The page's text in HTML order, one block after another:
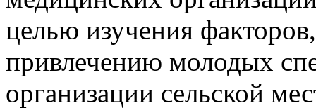
целью изучения
привлечению молодых
организации сельской